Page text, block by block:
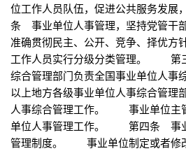
位工作人员队伍，促进公共服务发
条 事业单位人事管理，坚持党管干
准确贯彻民主、公开、竞争、择优
工作人员实行分级分类管理。 第
综合管理部门负责全国事业单位人
以上地方各级事业单位人事综合管理
人事综合管理工作。 事业单位主
单位人事管理工作。 第四条 事业
管理制度。 事业单位制定或者修